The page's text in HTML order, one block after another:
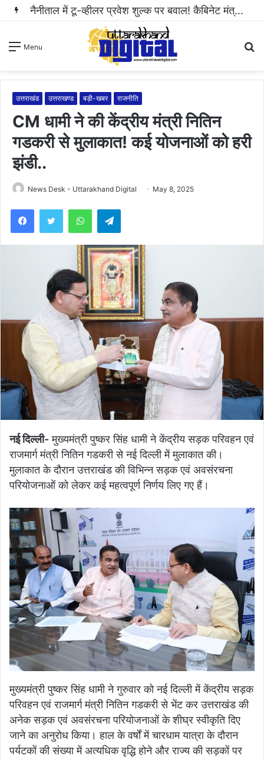
हल्द्वानी: महिला से अभद्रता करने और सोशल मीडिया पर धमकी भरा वीडियो वायरल करने वाला आरोपी गिरफ्तार..
Menu
उत्तराखंड उत्तराखण्ड बड़ी-खबर राजनीति
CM धामी ने की केंद्रीय मंत्री नितिन
गडकरी से मुलाकात! कई योजनाओं को हरी
झंडी..
News Desk - Uttarakhand Digital May 8, 2025
WhatsAppTelegram
नई दिल्ली-मुख्यमंत्री पुष्कर सिंह धामी ने केंद्रीय सड़क परिवहन एवं
राजमार्ग मंत्री नितिन गडकरी से नई दिल्ली में मुलाकात की।
मुलाकात के दौरान उत्तराखंड की विभिन्न सड़क एवं अवसंरचना
परियोजनाओं को लेकर कई महत्वपूर्ण निर्णय लिए गए हैं।
मुख्यमंत्री पुष्कर सिंह धामी ने गुरुवार को नई दिल्ली में केंद्रीय सड़क
परिवहन एवं राजमार्ग मंत्री नितिन गडकरी से भेंट कर उत्तराखंड की
अनेक सड़क एवं अवसंरचना परियोजनाओं के शीघ्र स्वीकृति दिए
जाने का अनुरोध किया। हाल के वर्षों में चारधाम यात्रा के दौरान
पर्यटकों की संख्या में अत्यधिक वृद्धि होने और राज्य की सड़कों पर